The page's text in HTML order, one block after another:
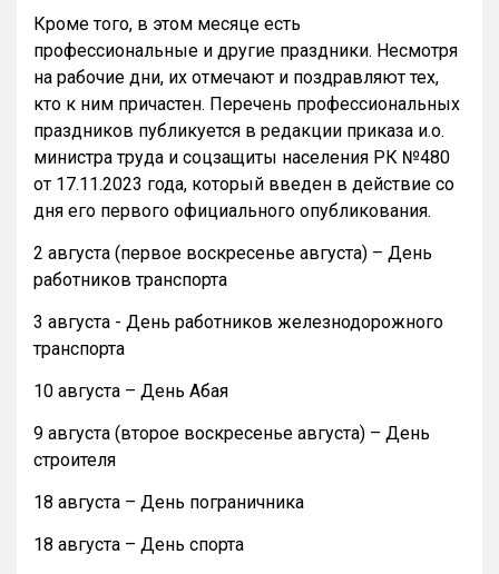
Кроме того, в этом месяце есть
профессиональные и другие праздники. Несмотря
на рабочие дни, их отмечают и поздравляют тех,
кто к ним причастен. Перечень профессиональных
праздников публикуется в редакции приказа и.о.
министра труда и соцзащиты населения РК №480
от 17.11.2023 года, который введен в действие со
дня его первого официального опубликования.
2 августа (первое воскресенье августа) – День
работников транспорта
3 августа - День работников железнодорожного
транспорта
10 августа – День Абая
9 августа (второе воскресенье августа) – День
строителя
18 августа – День пограничника
18 августа – День спорта